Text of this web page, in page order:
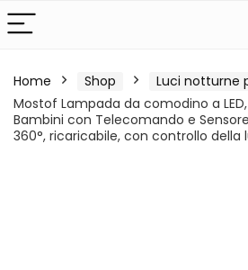
Home Shop
Luci notturne
Mostof Lampada da comodino a
Bambini con Telecomando e
360°, ricaricabile, con controllo della